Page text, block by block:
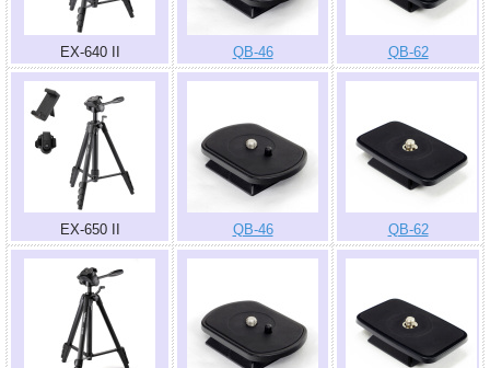
EX-640 II QB-46 QB-62
EX-650 II QB-46 QB-62